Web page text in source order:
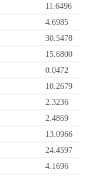
11.6496
4.6985
30.5478
15.6800
0.0472
10.2679
2.3236
2.4869
13.0966
24.4597
4.1696